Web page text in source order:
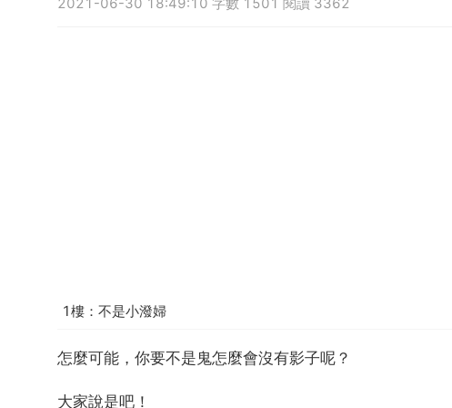
2021-06-30 18:49:10 字數 1501 閱讀 3362
1樓：不是小潑婦
怎麼可能，你要不是鬼怎麼會沒有影子呢？
大家說是吧！